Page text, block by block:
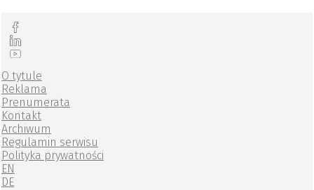
O tytule
Reklama
Prenumerata
Kontakt
Archiwum
Regulamin serwisu
Polityka prywatności
EN
DE